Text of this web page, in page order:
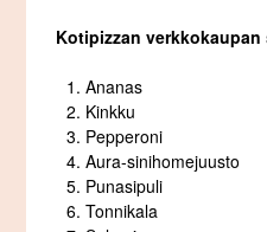
Kotipizzan
Ananas
Kinkku
Pepperoni
Aura-sinihomejuusto
Punasipuli
Tonnikala